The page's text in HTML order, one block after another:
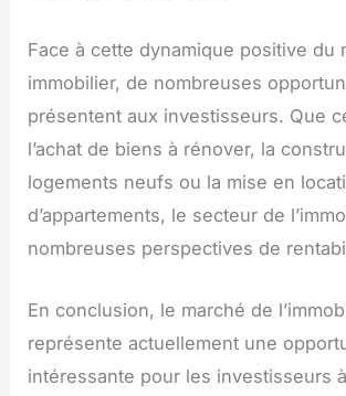
Face à cette dynamique positive du
immobilier, de nombreuses
présentent aux investisseurs. Que
l’achat de biens à rénover, la
logements neufs ou la mise en
d’appartements, le secteur de
nombreuses perspectives de
En conclusion, le marché de
représente actuellement une
intéressante pour les investisseurs